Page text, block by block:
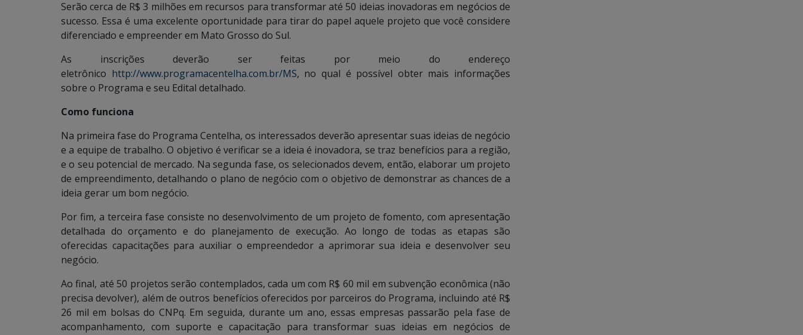
Serão cerca de R$ 3 milhões em recursos para transformar até 50 ideias inovadoras em negócios de
sucesso. Essa é uma excelente oportunidade para tirar do papel aquele projeto que você considere
diferenciado e empreender em Mato Grosso do Sul.
As inscrições deverão ser feitas por meio do endereço
eletrônico http://www.programacentelha.com.br/MS, no qual é possível obter mais informações
sobre o Programa e seu Edital detalhado.
Como funciona
Na primeira fase do Programa Centelha, os interessados deverão apresentar suas ideias de negócio
e a equipe de trabalho. O objetivo é verificar se a ideia é inovadora, se traz benefícios para a região,
e o seu potencial de mercado. Na segunda fase, os selecionados devem, então, elaborar um projeto
de empreendimento, detalhando o plano de negócio com o objetivo de demonstrar as chances de a
ideia gerar um bom negócio.
Por fim, a terceira fase consiste no desenvolvimento de um projeto de fomento, com apresentação
detalhada do orçamento e do planejamento de execução. Ao longo de todas as etapas são
oferecidas capacitações para auxiliar o empreendedor a aprimorar sua ideia e desenvolver seu
negócio.
Ao final, até 50 projetos serão contemplados, cada um com R$ 60 mil em subvenção econômica (não
precisa devolver), além de outros benefícios oferecidos por parceiros do Programa, incluindo até R$
26 mil em bolsas do CNPq. Em seguida, durante um ano, essas empresas passarão pela fase de
acompanhamento, com suporte e capacitação para transformar suas ideias em negócios de